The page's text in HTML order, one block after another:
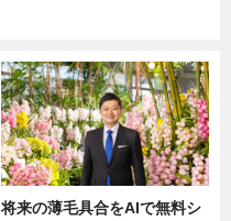
将来の薄毛具合をAIで無料シ